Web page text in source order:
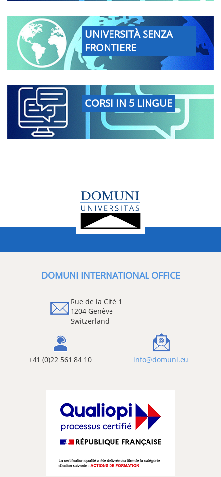
UNIVERSITÀ SENZA
FRONTIERE
CORSI IN 5 LINGUE
DOMUNI INTERNATIONAL OFFICE
Rue de la Cité 1
1204 Genève
Switzerland
+41 (0)22 561 84 10 info@domuni.eu